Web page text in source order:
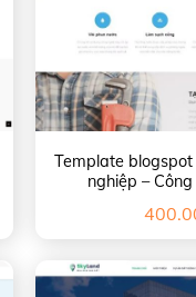
Template
nghiệp –